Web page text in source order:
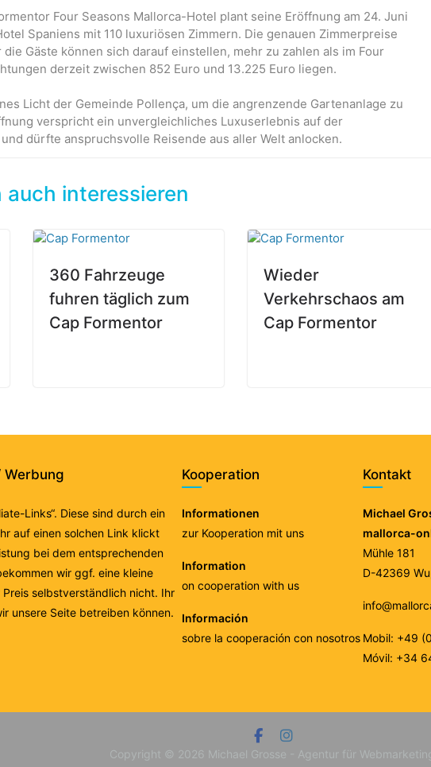
Four Seasons Mallorca-Hotel plant seine Eröffnung am 24. Juni
Spaniens mit 110 luxuriösen Zimmern. Die genauen Zimmerpreise
Gäste können sich darauf einstellen, mehr zu zahlen als im Four
derzeit zwischen 852 Euro und 13.225 Euro liegen.
Licht der Gemeinde Pollença, um die angrenzende Gartenanlage zu
verspricht ein unvergleichliches Luxuserlebnis auf der
dürfte anspruchsvolle Reisende aus aller Welt anlocken.
auch interessieren
360 Fahrzeuge
fuhren täglich zum
Cap Formentor
Wieder
Verkehrschaos am
Cap Formentor
Werbung
Links“. Diese sind durch ein
auf einen solchen Link klickt
bei dem entsprechenden
wir ggf. eine kleine
selbstverständlich nicht. Ihr
unsere Seite betreiben können.
Kooperation
Informationen
zur Kooperation mit uns
Information
on cooperation with us
Información
sobre la cooperación con nosotros
Kontakt
Michael
mallorca-
Mühle 181
D-42369
Mobil: +49
Móvil: +34
Copyright © 2026 Michael Grosse - Agentur für